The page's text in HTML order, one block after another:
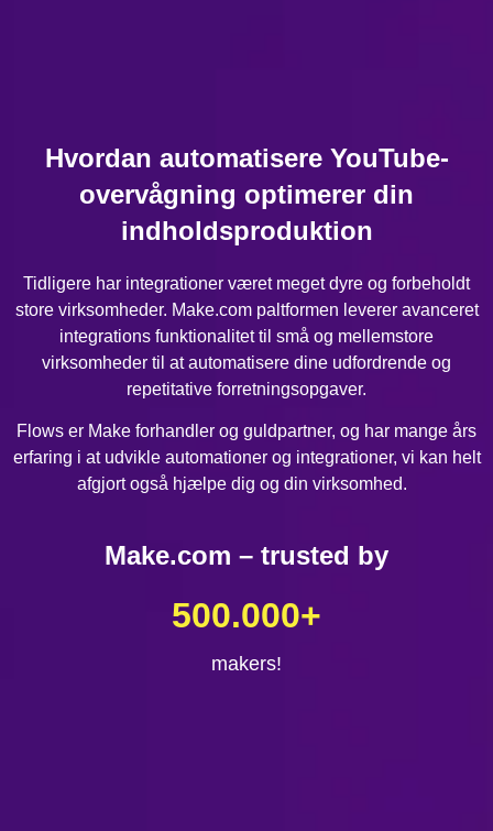
Hvordan automatisere YouTube-
overvågning optimerer din
indholdsproduktion
Tidligere har integrationer været meget dyre og forbeholdt
store virksomheder. Make.com paltformen leverer avanceret
integrations funktionalitet til små og mellemstore
virksomheder til at automatisere dine udfordrende og
repetitative forretningsopgaver.
Flows er Make forhandler og guldpartner, og har mange års
erfaring i at udvikle automationer og integrationer, vi kan helt
afgjort også hjælpe dig og din virksomhed.
Make.com – trusted by
makers!
500.000+